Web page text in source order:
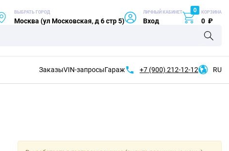
ВЫБРАТЬ ГОРОД
Москва (ул Московская, д 6 стр 5)
ЛИЧНЫЙ КАБИНЕТ
Вход
0 КОРЗИНА
0 ₽
ЗаказыVIN-запросыГараж +7 (900) 212-12-12 RU